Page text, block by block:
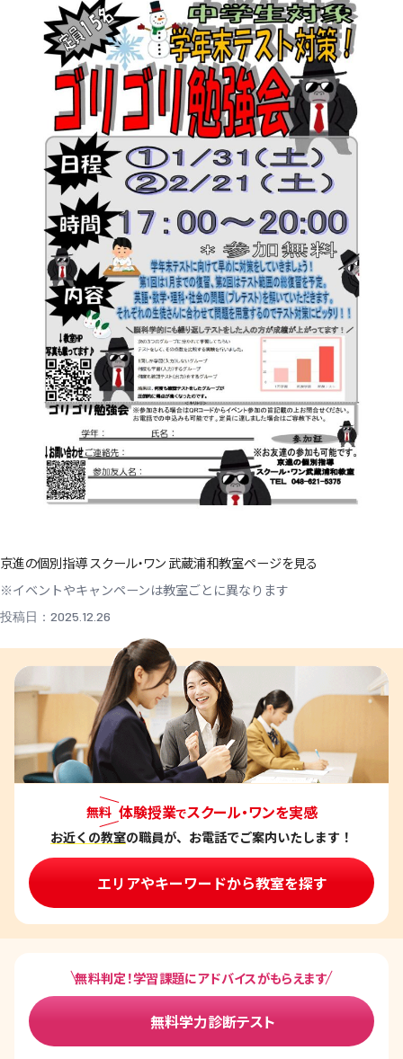
京進の個別指導 スクール・ワン 武蔵浦和教室ページを見る
※イベントやキャンペーンは教室ごとに異なります
投稿日：2025.12.26
無料 体験授業でスクール・ワンを実感
お近くの教室の職員が、お電話でご案内いたします！
エリアやキーワードから教室を探す
無料判定！学習課題にアドバイスがもらえます
無料学力診断テスト